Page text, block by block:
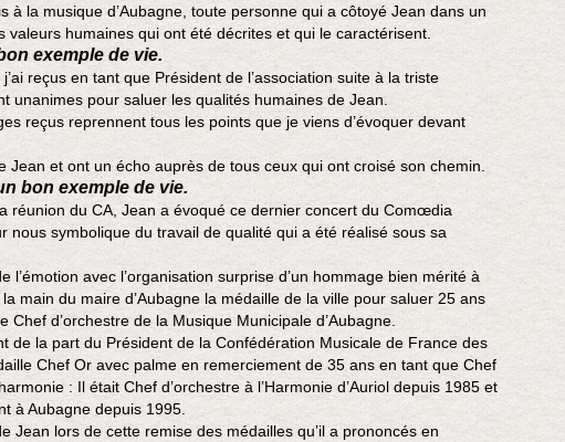
à la musique d’Aubagne, toute personne qui a côtoyé Jean dans un
valeurs humaines qui ont été décrites et qui le caractérisent.
exemple de vie.
reçus en tant que Président de l’association suite à la triste
unanimes pour saluer les qualités humaines de Jean.
reçus reprennent tous les points que je viens d’évoquer devant
Jean et ont un écho auprès de tous ceux qui ont croisé son chemin.
bon exemple de vie.
réunion du CA, Jean a évoqué ce dernier concert du Comœdia
nous symbolique du travail de qualité qui a été réalisé sous sa
l’émotion avec l’organisation surprise d’un hommage bien mérité à
main du maire d’Aubagne la médaille de la ville pour saluer 25 ans
Chef d’orchestre de la Musique Municipale d’Aubagne.
de la part du Président de la Confédération Musicale de France des
Chef Or avec palme en remerciement de 35 ans en tant que Chef
: Il était Chef d’orchestre à l’Harmonie d’Auriol depuis 1985 et
à Aubagne depuis 1995.
Jean lors de cette remise des médailles qu’il a prononcés en